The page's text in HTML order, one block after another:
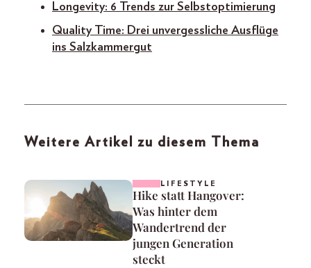
Longevity: 6 Trends zur Selbstoptimierung
Quality Time: Drei unvergessliche Ausflüge
ins Salzkammergut
Weitere Artikel zu diesem Thema
LIFESTYLE
Hike statt Hangover:
Was hinter dem
Wandertrend der
jungen Generation
steckt